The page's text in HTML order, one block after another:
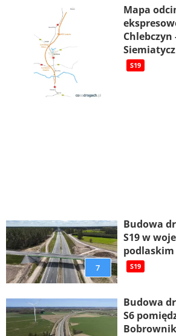
Mapa
Siemiatycz
S19
7
Budowa
S19 w
podlaskim
S19
Budowa
S6